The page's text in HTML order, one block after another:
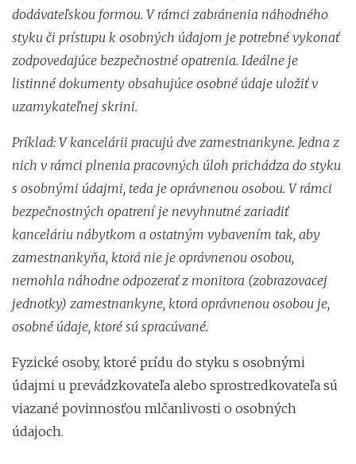
dodávateľskou formou. V rámci zabránenia náhodného
styku či prístupu k osobných údajom je potrebné vykonať
zodpovedajúce bezpečnostné opatrenia. Ideálne je
listinné dokumenty obsahujúce osobné údaje uložiť v
uzamykateľnej skrini.
Príklad: V kancelárii pracujú dve zamestnankyne. Jedna z
nich v rámci plnenia pracovných úloh prichádza do styku
s osobnými údajmi, teda je oprávnenou osobou. V rámci
bezpečnostných opatrení je nevyhnutné zariadiť
kanceláriu nábytkom a ostatným vybavením tak, aby
zamestnankyňa, ktorá nie je oprávnenou osobou,
nemohla náhodne odpozerať z monitora (zobrazovacej
jednotky) zamestnankyne, ktorá oprávnenou osobou je,
osobné údaje, ktoré sú spracúvané.
Fyzické osoby, ktoré prídu do styku s osobnými
údajmi u prevádzkovateľa alebo sprostredkovateľa sú
viazané povinnosťou mlčanlivosti o osobných
údajoch.